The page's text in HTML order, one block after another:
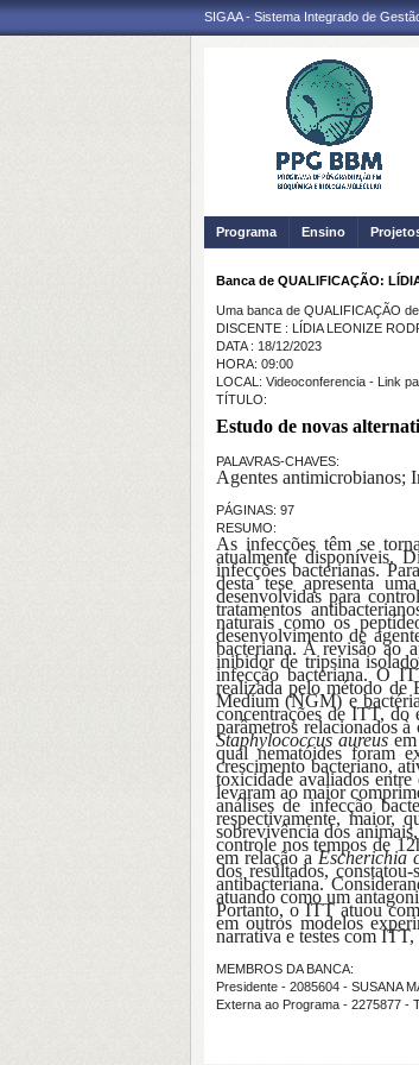
SIGAA - Sistema Integrado de
Programa Ensino
Banca de QUALIFICAÇÃO:
Uma banca de QUALIFICAÇÃO
DISCENTE : LÍDIA LEONIZE
DATA : 18/12/2023
HORA: 09:00
LOCAL: Videoconferencia - Link
TÍTULO:
Estudo de novas
PALAVRAS-CHAVES:
Agentes antimicrobianos;
PÁGINAS: 97
RESUMO:
As infecções têm se
atualmente disponíveis.
infecções bacterianas.
desta tese apresenta
desenvolvidas para
tratamentos
naturais como os
desenvolvimento de
bacteriana. A revisão ao
inibidor de tripsina
infecção bacteriana. O
realizada pelo método de
Medium (NGM) e
concentrações de ITT, do
parâmetros relacionados
Staphylococcus aureus
qual nematóides foram
crescimento bacteriano,
toxicidade avaliados
levaram ao maior
análises de infecção
respectivamente, maior,
sobrevivência dos
controle nos tempos de
em relação aEscherichia
dos resultados,
antibacteriana.
atuando como um
Portanto, o ITT atuou
em outros modelos
narrativa e testes com
MEMBROS DA BANCA:
Presidente - 2085604 - SUSANA
Externa ao Programa - 2275877 -